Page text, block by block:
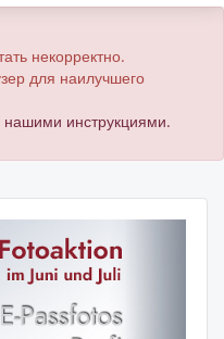
некорректно.
для наилучшего
инструкциями.